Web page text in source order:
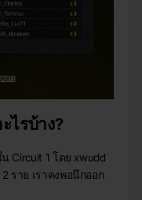
ไรบ้าง?
Circuit 1 โดย xwudd
ราย เราคงพอนึกออก